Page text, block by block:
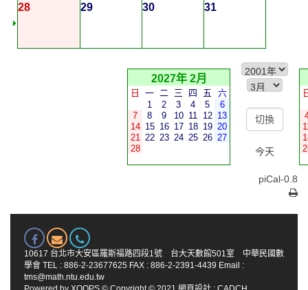
28 29 30 31
2027年 2月
日 一 二 三 四 五
六
1
2 3 4 5
6
7
8 9 10 11 12 13
14 15 16 17 18 19 20
21 22 23 24 25 26 27
28
今天
piCal-0.8
10617 台北市大安區羅斯福路四段1號 台大天數館501室 中華民國數
學會 TEL : 886-2-23677625 FAX : 886-2-2391-4439 Email :
tms@math.ntu.edu.tw